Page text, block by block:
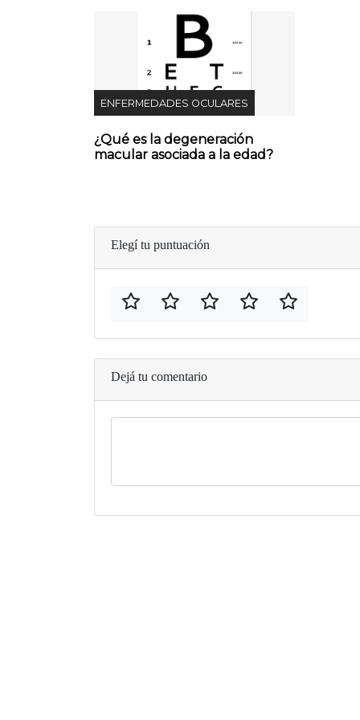
ENFERMEDADES OCULARES
¿Qué es la degeneración
macular asociada a la edad?
Elegí tu puntuación
Dejá tu comentario